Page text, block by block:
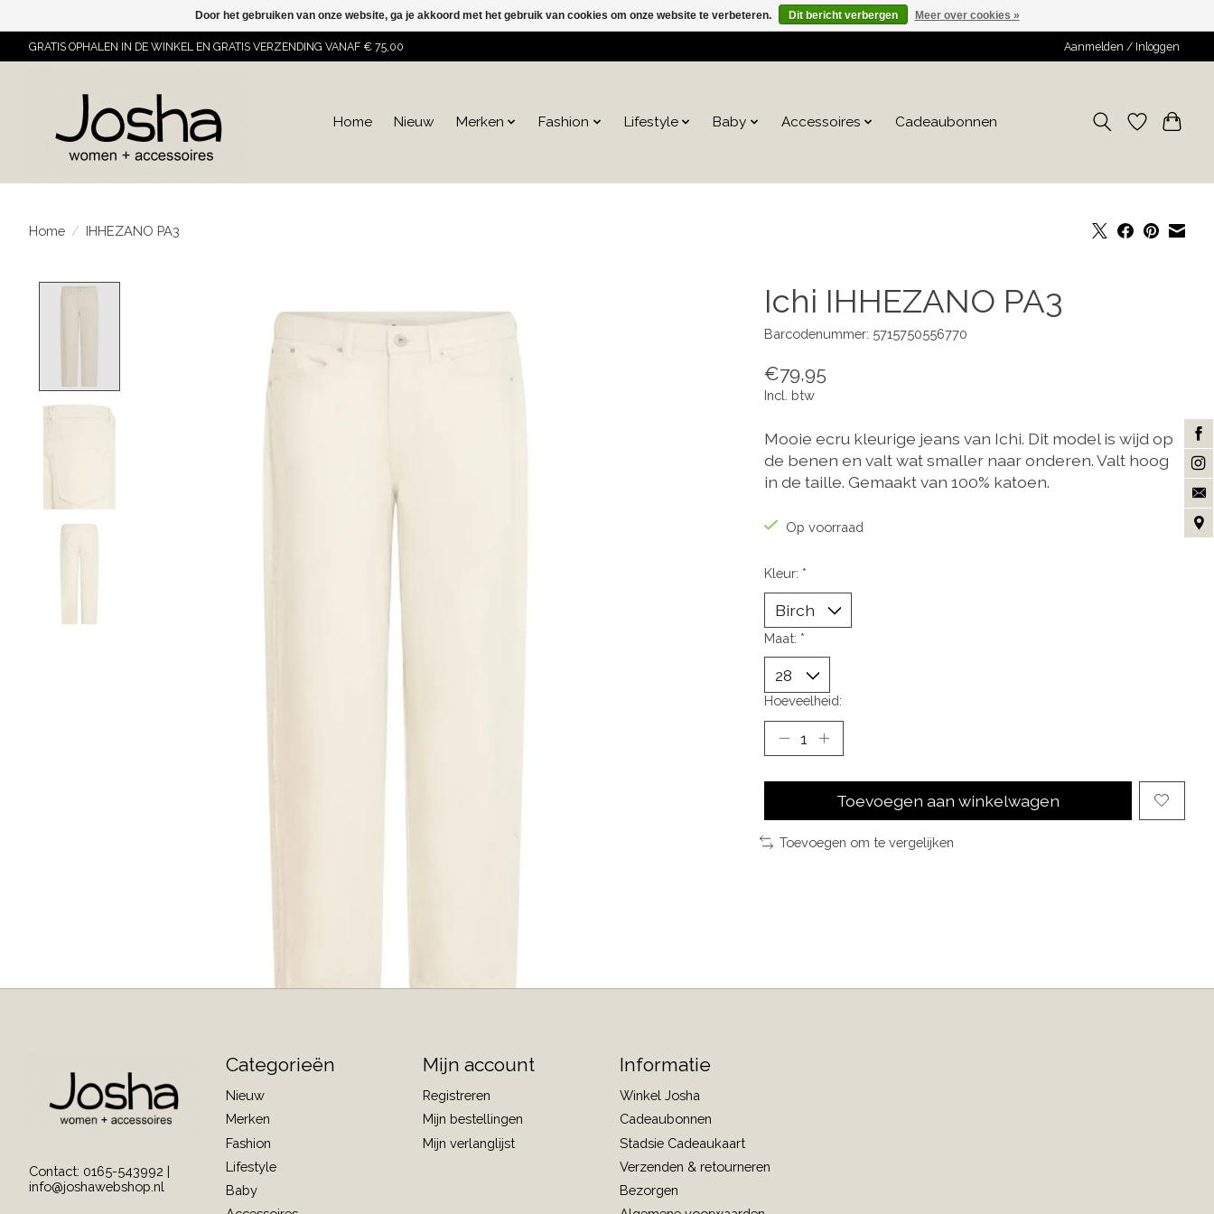
GRATIS OPHALEN IN DE WINKEL EN GRATIS VERZENDING VANAF € 75,00 Aanmelden / Inloggen
Home Nieuw Merken Fashion Lifestyle Baby Accessoires Cadeaubonnen
Home / IHHEZANO PA3
Ichi IHHEZANO PA3
Barcodenummer: 5715750556770
€79,95
Incl. btw
Mooie ecru kleurige jeans van Ichi. Dit model is wijd op
de benen en valt wat smaller naar onderen. Valt hoog
in de taille. Gemaakt van 100% katoen.
Op voorraad
Kleur: *
Maat: *
Hoeveelheid:
Toevoegen aan winkelwagen
Toevoegen om te vergelijken
Contact: 0165-543992 |
info@joshawebshop.nl
Categorieën
Nieuw
Merken
Fashion
Lifestyle
Baby
Mijn account
Registreren
Mijn bestellingen
Mijn verlanglijst
Informatie
Winkel Josha
Cadeaubonnen
Stadsie Cadeaukaart
Verzenden & retourneren
Bezorgen
Door het gebruiken van onze website, ga je akkoord met het gebruik van cookies om onze website te verbeteren. Dit bericht verbergen Meer over cookies »